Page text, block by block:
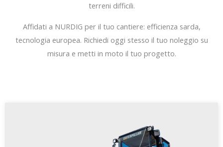
terreni difficili.
Affidati a NURDIG per il tuo cantiere: efficienza sarda,
tecnologia europea. Richiedi oggi stesso il tuo noleggio su
misura e metti in moto il tuo progetto.